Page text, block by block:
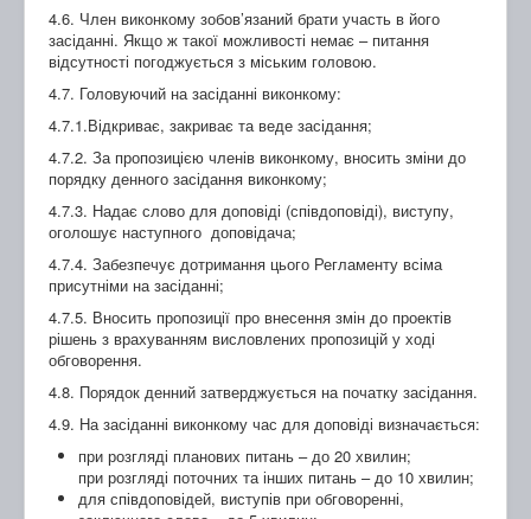
4.6. Член виконкому зобов’язаний брати участь в його
засіданні. Якщо ж такої можливості немає – питання
відсутності погоджується з міським головою.
4.7. Головуючий на засіданні виконкому:
4.7.1.Відкриває, закриває та веде засідання;
4.7.2. За пропозицією членів виконкому, вносить зміни до
порядку денного засідання виконкому;
4.7.3. Надає слово для доповіді (співдоповіді), виступу,
оголошує наступного доповідача;
4.7.4. Забезпечує дотримання цього Регламенту всіма
присутніми на засіданні;
4.7.5. Вносить пропозиції про внесення змін до проектів
рішень з врахуванням висловлених пропозицій у ході
обговорення.
4.8. Порядок денний затверджується на початку засідання.
4.9. На засіданні виконкому час для доповіді визначається:
при розгляді планових питань – до 20 хвилин;
при розгляді поточних та інших питань – до 10 хвилин;
для співдоповідей, виступів при обговоренні,